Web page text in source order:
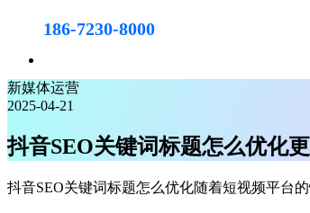
186-7230-8000
新媒体运营
2025-04-21
抖音SEO关键词标题怎么优化
抖音SEO关键词标题怎么优化随着短视频平台